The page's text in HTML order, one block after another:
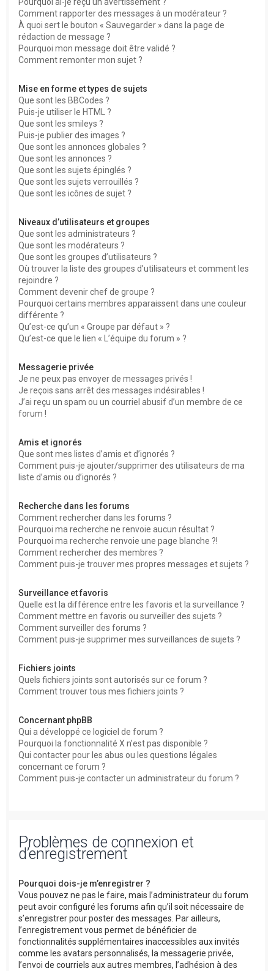
Comment rapporter des messages à un modérateur ?
À quoi sert le bouton « Sauvegarder » dans la page de
rédaction de message ?
Pourquoi mon message doit être validé ?
Comment remonter mon sujet ?
Mise en forme et types de sujets
Que sont les BBCodes ?
Puis-je utiliser le HTML ?
Que sont les smileys ?
Puis-je publier des images ?
Que sont les annonces globales ?
Que sont les annonces ?
Que sont les sujets épinglés ?
Que sont les sujets verrouillés ?
Que sont les icônes de sujet ?
Niveaux d’utilisateurs et groupes
Que sont les administrateurs ?
Que sont les modérateurs ?
Que sont les groupes d’utilisateurs ?
Où trouver la liste des groupes d’utilisateurs et comment les
rejoindre ?
Comment devenir chef de groupe ?
Pourquoi certains membres apparaissent dans une couleur
différente ?
Qu’est-ce qu’un « Groupe par défaut » ?
Qu’est-ce que le lien « L’équipe du forum » ?
Messagerie privée
Je ne peux pas envoyer de messages privés !
Je reçois sans arrêt des messages indésirables !
J’ai reçu un spam ou un courriel abusif d’un membre de ce
forum !
Amis et ignorés
Que sont mes listes d’amis et d’ignorés ?
Comment puis-je ajouter/supprimer des utilisateurs de ma
liste d’amis ou d’ignorés ?
Recherche dans les forums
Comment rechercher dans les forums ?
Pourquoi ma recherche ne renvoie aucun résultat ?
Pourquoi ma recherche renvoie une page blanche ?!
Comment rechercher des membres ?
Comment puis-je trouver mes propres messages et sujets ?
Surveillance et favoris
Quelle est la différence entre les favoris et la surveillance ?
Comment mettre en favoris ou surveiller des sujets ?
Comment surveiller des forums ?
Comment puis-je supprimer mes surveillances de sujets ?
Fichiers joints
Quels fichiers joints sont autorisés sur ce forum ?
Comment trouver tous mes fichiers joints ?
Concernant phpBB
Qui a développé ce logiciel de forum ?
Pourquoi la fonctionnalité X n’est pas disponible ?
Qui contacter pour les abus ou les questions légales
concernant ce forum ?
Comment puis-je contacter un administrateur du forum ?
Problèmes de connexion et
d’enregistrement
Pourquoi dois-je m’enregistrer ?
Vous pouvez ne pas le faire, mais l’administrateur du forum
peut avoir configuré les forums afin qu’il soit nécessaire de
s’enregistrer pour poster des messages. Par ailleurs,
l’enregistrement vous permet de bénéficier de
fonctionnalités supplémentaires inaccessibles aux invités
comme les avatars personnalisés, la messagerie privée,
l’envoi de courriels aux autres membres, l’adhésion à des